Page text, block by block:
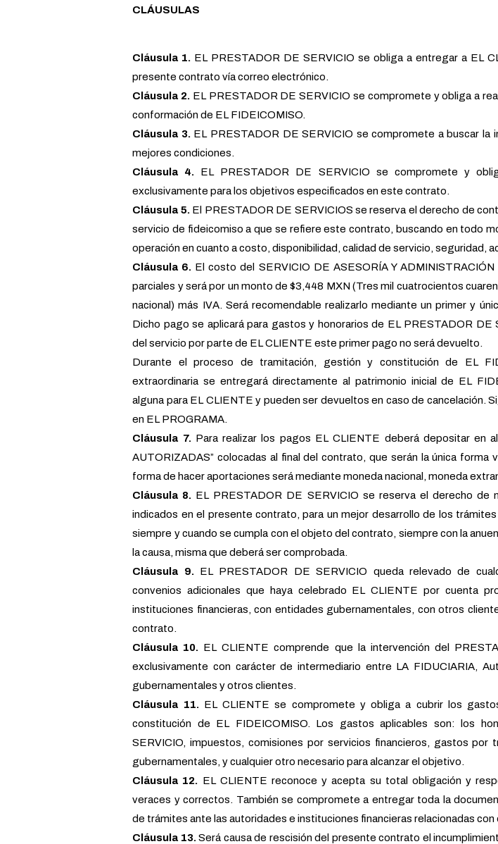
CLÁUSULAS
Cláusula 1. EL PRESTADOR DE SERVICIO se obliga a entregar a EL
presente contrato vía correo electrónico.
Cláusula 2. EL PRESTADOR DE SERVICIO se compromete y obliga a
conformación de EL FIDEICOMISO.
Cláusula 3. EL PRESTADOR DE SERVICIO se compromete a buscar la
mejores condiciones.
Cláusula 4.
EL PRESTADOR DE SERVICIO se compromete y
exclusivamente para los objetivos especificados en este contrato.
Cláusula 5. El PRESTADOR DE SERVICIOS se reserva el derecho de
servicio de fideicomiso a que se refiere este contrato, buscando en todo
operación en cuanto a costo, disponibilidad, calidad de servicio, seguridad,
Cláusula 6. El costo del SERVICIO DE ASESORÍA Y
parciales y será por un monto de $3,448 MXN (Tres mil cuatrocientos
nacional) más IVA. Será recomendable realizarlo mediante un primer y
Dicho pago se aplicará para gastos y honorarios de EL PRESTADOR DE
del servicio por parte de EL CLIENTE este primer pago no será devuelto.
Durante el proceso de tramitación, gestión y constitución de EL
extraordinaria se entregará directamente al patrimonio inicial de EL
alguna para EL CLIENTE y pueden ser devueltos en caso de cancelación.
en EL PROGRAMA.
Cláusula 7. Para realizar los pagos EL CLIENTE deberá depositar en
AUTORIZADAS” colocadas al final del contrato, que serán la única
forma de hacer aportaciones será mediante moneda nacional, moneda
Cláusula 8. EL PRESTADOR DE SERVICIO se reserva el derecho de
indicados en el presente contrato, para un mejor desarrollo de los
siempre y cuando se cumpla con el objeto del contrato, siempre con la
la causa, misma que deberá ser comprobada.
Cláusula 9.
EL PRESTADOR DE SERVICIO queda relevado de
convenios adicionales que haya celebrado EL CLIENTE por cuenta
instituciones financieras, con entidades gubernamentales, con otros
contrato.
Cláusula 10. EL CLIENTE comprende que la intervención del
exclusivamente con carácter de intermediario entre LA FIDUCIARIA,
gubernamentales y otros clientes.
Cláusula 11. EL CLIENTE se compromete y obliga a cubrir los
constitución de EL FIDEICOMISO. Los gastos aplicables son: los
SERVICIO, impuestos, comisiones por servicios financieros, gastos
gubernamentales, y cualquier otro necesario para alcanzar el objetivo.
Cláusula 12. EL CLIENTE reconoce y acepta su total obligación y
veraces y correctos. También se compromete a entregar toda la
de trámites ante las autoridades e instituciones financieras relacionadas
Cláusula 13. Será causa de rescisión del presente contrato el